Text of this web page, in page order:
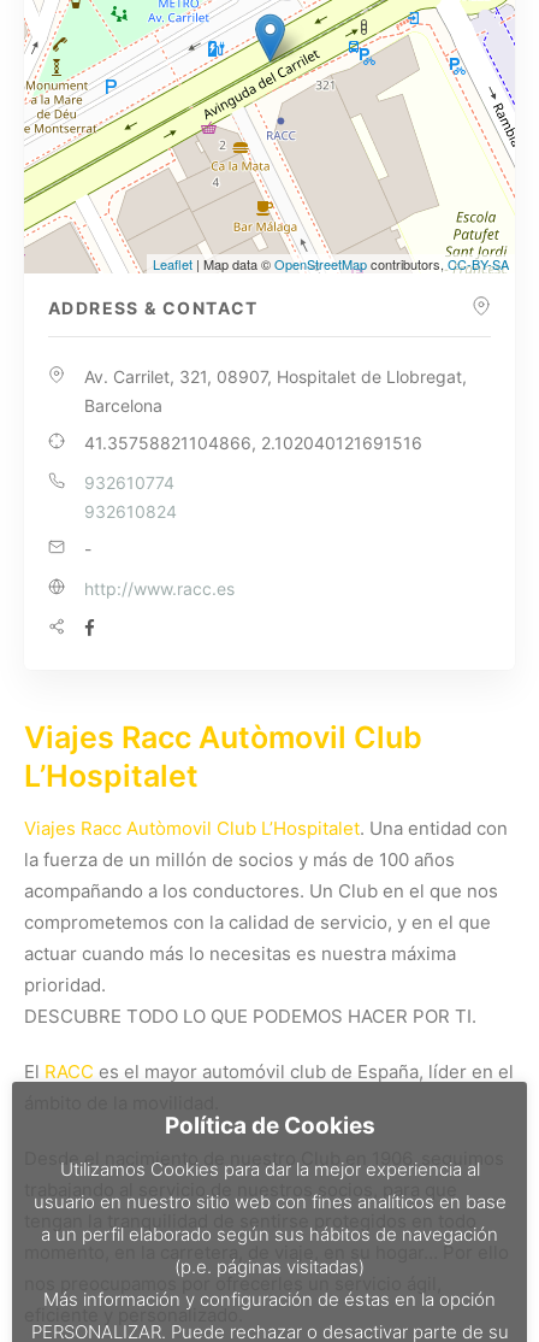
Leaflet | Map data ©OpenStreetMapcontributors,CC-BY-SA
ADDRESS & CONTACT
Av. Carrilet, 321, 08907, Hospitalet de Llobregat,
Barcelona
41.35758821104866, 2.102040121691516
932610774
932610824
-
http://www.racc.es
Viajes Racc Autòmovil Club
L’Hospitalet
Viajes Racc Autòmovil Club L’Hospitalet. Una entidad con
la fuerza de un millón de socios y más de 100 años
acompañando a los conductores. Un Club en el que nos
comprometemos con la calidad de servicio, y en el que
actuar cuando más lo necesitas es nuestra máxima
prioridad.
DESCUBRE TODO LO QUE PODEMOS HACER POR TI.
El RACC es el mayor automóvil club de España, líder en el
Desde el nacimiento de nuestro Club en 1906, seguimos
trabajando al servicio de nuestros socios, para que
momento, en la carretera, de viaje, en su hogar… Por ello
nos preocupamos por ofrecerles un servicio ágil,
eficiente y personalizado.
Política de Cookies
Utilizamos Cookies para dar la mejor experiencia al
usuario en nuestro sitio web con fines analíticos en base
a un perfil elaborado según sus hábitos de navegación
(p.e. páginas visitadas)
Más información y configuración de éstas en la opción
PERSONALIZAR. Puede rechazar o desactivar parte de su